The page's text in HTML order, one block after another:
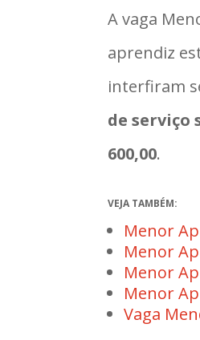
A vaga
aprendiz
interfiram
de serviço
600,00.
VEJA TAMBÉM:
Menor
Menor
Menor
Menor
Vaga